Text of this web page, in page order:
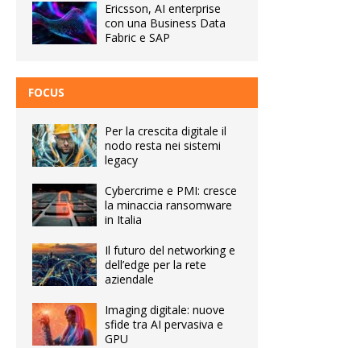
Ericsson, AI enterprise
con una Business Data
Fabric e SAP
FOCUS
Per la crescita digitale il
nodo resta nei sistemi
legacy
Cybercrime e PMI: cresce
la minaccia ransomware
in Italia
Il futuro del networking e
dell’edge per la rete
aziendale
Imaging digitale: nuove
sfide tra AI pervasiva e
GPU